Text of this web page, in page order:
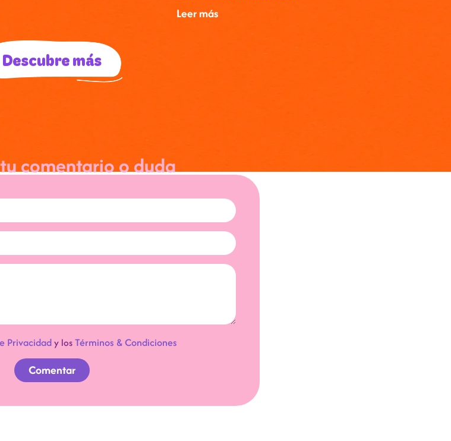
Leer más
Descubre más
comentario o duda
Privacidady losTérminos & Condiciones
Comentar